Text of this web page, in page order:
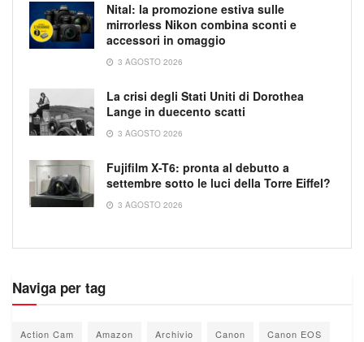
Nital: la promozione estiva sulle
mirrorless Nikon combina sconti e
accessori in omaggio
3 AGOSTO 2026
La crisi degli Stati Uniti di Dorothea
Lange in duecento scatti
3 AGOSTO 2026
Fujifilm X-T6: pronta al debutto a
settembre sotto le luci della Torre Eiffel?
3 AGOSTO 2026
Naviga per tag
Action Cam Amazon Archivio Canon Canon EOS